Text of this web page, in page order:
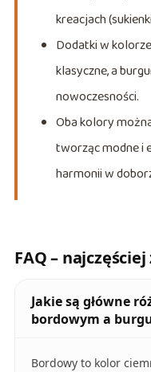
kreacjach
Dodatki w
klasyczne, a
nowoczesności.
Oba kolory
tworząc modne i
harmonii w
FAQ –
Jakie są główne
bordowym a
Bordowy to kolor